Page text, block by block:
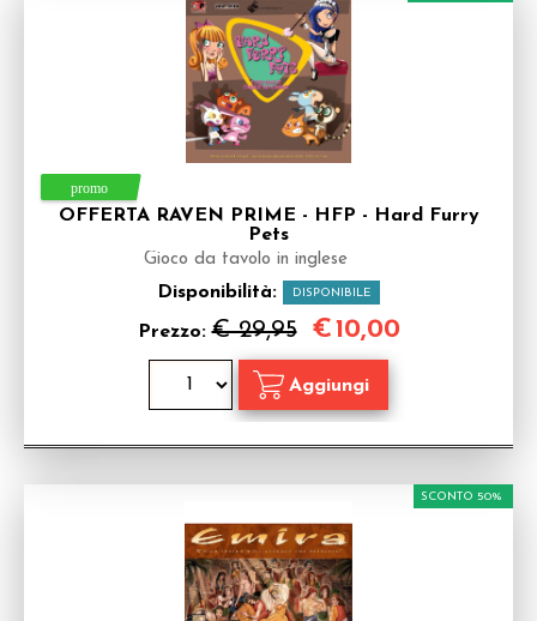
OFFERTA RAVEN PRIME - HFP - Hard Furry
Pets
Gioco da tavolo in inglese
Disponibilità: DISPONIBILE
Prezzo:€ 29,95 €10,00
SCONTO 50%